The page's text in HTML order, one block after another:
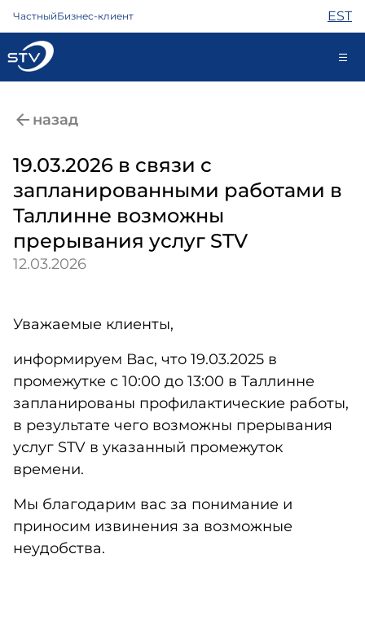
ЧастныйБизнес-клиент EST
Интернет
ТВ
Телефон
Охрана
Контакты
назад
19.03.2026 в связи с
запланированными работами в
Таллинне возможны
прерывания услуг STV
12.03.2026
Уважаемые клиенты,
информируем Вас, что 19.03.2025 в
промежутке с 10:00 до 13:00 в Таллинне
запланированы профилактические работы,
в результате чего возможны прерывания
услуг STV в указанный промежуток
времени.
Мы благодарим вас за понимание и
приносим извинения за возможные
неудобства.